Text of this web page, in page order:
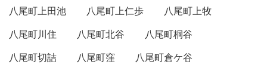
八尾町上田池
八尾町上仁歩
八尾町上牧
八尾町川住
八尾町北谷
八尾町桐谷
八尾町切詰
八尾町窪
八尾町倉ケ谷